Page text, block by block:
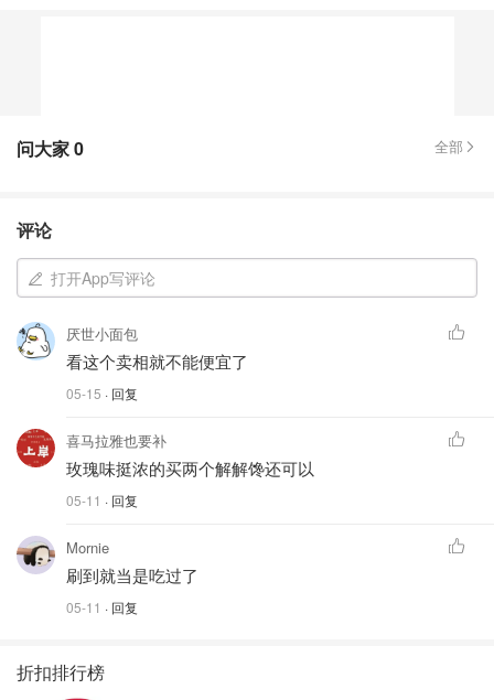
问大家0 全部
评论
打开App写评论
厌世小面包
看这个卖相就不能便宜了
05-15 · 回复
喜马拉雅也要补
玫瑰味挺浓的买两个解解馋还可以
05-11 · 回复
Mornie
刷到就当是吃过了
05-11 · 回复
折扣排行榜